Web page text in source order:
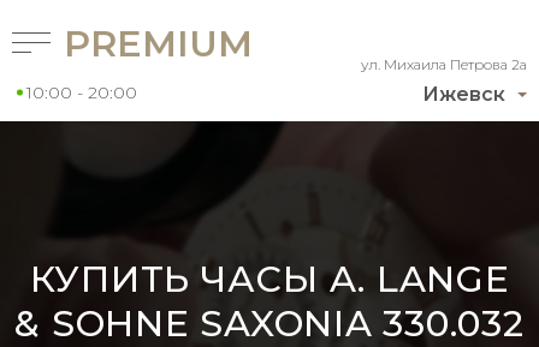
Ижевск
ул. Михаила Петрова 2а
PREMIUM
10:00 - 20:00
КУПИТЬ ЧАСЫ A. LANGE
& SOHNE SAXONIA 330.032